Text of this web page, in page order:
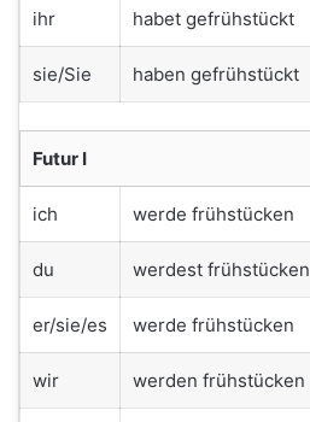
ihr habet gefrühstückt
sie/Sie haben gefrühstückt
Futur I
ich werde frühstücken
du werdest frühstücken
er/sie/es werde frühstücken
wir werden frühstücken